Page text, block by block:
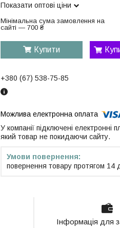
Показати оптові ціни
Мінімальна сума замовлення на
сайті — 700 ₴
Купити
+380 (67) 538-75-85
У компанії підключені
який товар не покидаючи сайту.
повернення товару протягом 14
Інформація для